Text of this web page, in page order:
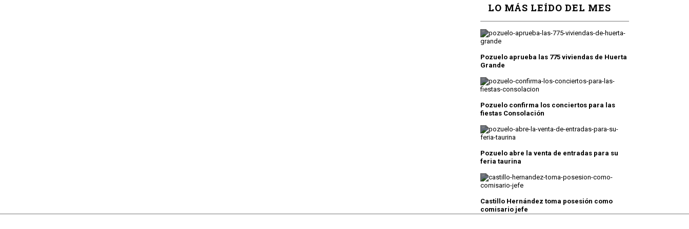
LO MÁS LEÍDO DEL MES
Pozuelo aprueba las 775 viviendas de Huerta
Grande
Pozuelo confirma los conciertos para las
fiestas Consolación
Pozuelo abre la venta de entradas para su
feria taurina
Castillo Hernández toma posesión como
comisario jefe